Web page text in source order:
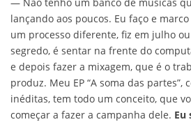
lançando aos poucos. Eu faço e
um processo diferente, fiz em julho
segredo, é sentar na frente do
e depois fazer a mixagem, que é o
produz. Meu EP “A soma das partes”,
inéditas, tem todo um conceito, que
começar a fazer a campanha dele. Eu